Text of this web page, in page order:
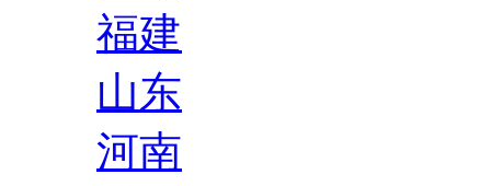
福建
山东
河南